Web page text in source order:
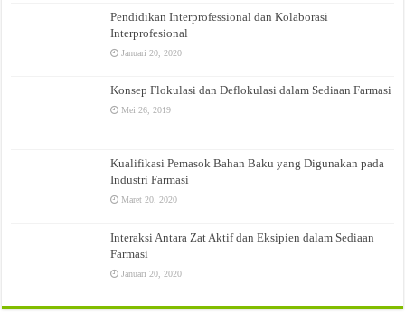
Pendidikan Interprofessional dan Kolaborasi
Interprofesional
Januari 20, 2020
Konsep Flokulasi dan Deflokulasi dalam Sediaan Farmasi
Mei 26, 2019
Kualifikasi Pemasok Bahan Baku yang Digunakan pada
Industri Farmasi
Maret 20, 2020
Interaksi Antara Zat Aktif dan Eksipien dalam Sediaan
Farmasi
Januari 20, 2020